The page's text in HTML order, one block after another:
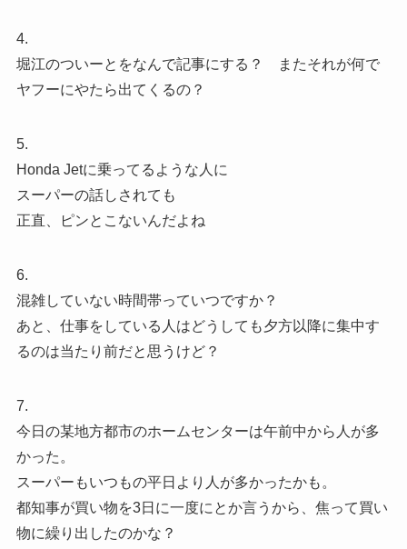
4.
堀江のついーとをなんで記事にする？ またそれが何で
ヤフーにやたら出てくるの？
5.
Honda Jetに乗ってるような人に
スーパーの話しされても
正直、ピンとこないんだよね
6.
混雑していない時間帯っていつですか？
あと、仕事をしている人はどうしても夕方以降に集中す
るのは当たり前だと思うけど？
7.
今日の某地方都市のホームセンターは午前中から人が多
かった。
スーパーもいつもの平日より人が多かったかも。
都知事が買い物を3日に一度にとか言うから、焦って買い
物に繰り出したのかな？